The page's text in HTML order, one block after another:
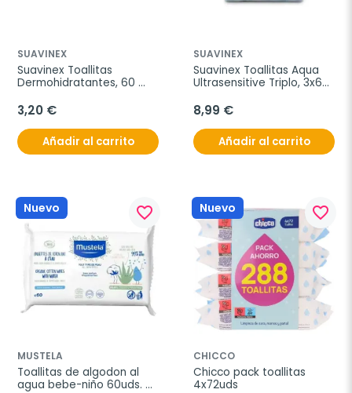
SUAVINEX
Suavinex Toallitas
Dermohidratantes, 60
3,20 €
Añadir al carrito
SUAVINEX
Suavinex Toallitas Aqua
Ultrasensitive Triplo, 3x60
8,99 €
Añadir al carrito
Nuevo favorite_border
MUSTELA
Toallitas de algodon al
agua bebe-niño 60uds.
Nuevo favorite_border
CHICCO
Chicco pack toallitas
4x72uds